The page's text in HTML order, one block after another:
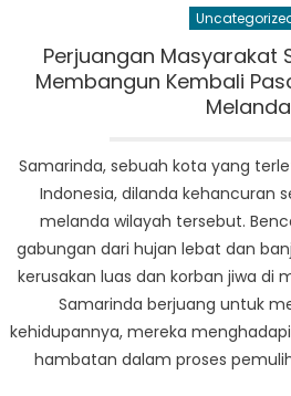
Perjuangan Masyarakat
Membangun Kembali
Melanda
Samarinda, sebuah kota yang
Indonesia, dilanda kehancuran
melanda wilayah tersebut.
gabungan dari hujan lebat dan
kerusakan luas dan korban jiwa di
Samarinda berjuang untuk
kehidupannya, mereka
hambatan dalam proses